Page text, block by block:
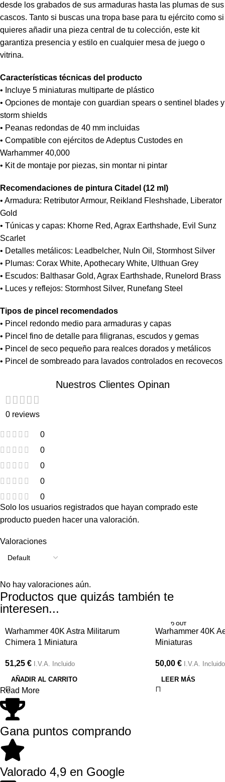
desde los grabados de sus armaduras hasta las plumas de sus
cascos. Tanto si buscas una tropa base para tu ejército como si
quieres añadir una pieza central de tu colección, este kit
garantiza presencia y estilo en cualquier mesa de juego o
vitrina.
Características técnicas del producto
• Incluye 5 miniaturas multiparte de plástico
• Opciones de montaje con guardian spears o sentinel blades y
storm shields
• Peanas redondas de 40 mm incluidas
• Compatible con ejércitos de Adeptus Custodes en
Warhammer 40,000
• Kit de montaje por piezas, sin montar ni pintar
Recomendaciones de pintura Citadel (12 ml)
• Armadura: Retributor Armour, Reikland Fleshshade, Liberator
Gold
• Túnicas y capas: Khorne Red, Agrax Earthshade, Evil Sunz
Scarlet
• Detalles metálicos: Leadbelcher, Nuln Oil, Stormhost Silver
• Plumas: Corax White, Apothecary White, Ulthuan Grey
• Escudos: Balthasar Gold, Agrax Earthshade, Runelord Brass
• Luces y reflejos: Stormhost Silver, Runefang Steel
Tipos de pincel recomendados
• Pincel redondo medio para armaduras y capas
• Pincel fino de detalle para filigranas, escudos y gemas
• Pincel de seco pequeño para realces dorados y metálicos
• Pincel de sombreado para lavados controlados en recovecos
Nuestros Clientes Opinan
0 reviews
0
0
0
0
0
Valoraciones
No hay valoraciones aún.
Solo los usuarios registrados que hayan comprado este
producto pueden hacer una valoración.
Productos que quizás también te
interesen...
Warhammer 40K Astra Militarum
Chimera 1 Miniatura
51,25 € I.V.A. Incluido
AÑADIR AL CARRITO
SOLD OUT
Warhammer 40K
Miniaturas
50,00 € I.V.A. Incluido
LEER MÁS
Read More
Gana puntos comprando
Valorado 4,9 en Google